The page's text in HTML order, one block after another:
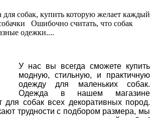
для собак, купить которую желает каждый
Ошибочно считать, что собак
одежки....
У нас вы всегда сможете купить
модную, стильную, и практичную
одежду для маленьких собак.
Одежда в нашем магазине
для собак всех декоративных пород.
трудности с подбором размера, мы